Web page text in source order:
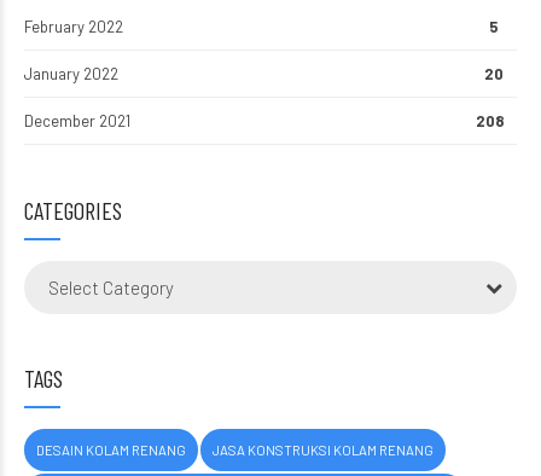
February 2022 5
January 2022 20
December 2021 208
CATEGORIES
Select Category
TAGS
DESAIN KOLAM RENANG JASA KONSTRUKSI KOLAM RENANG